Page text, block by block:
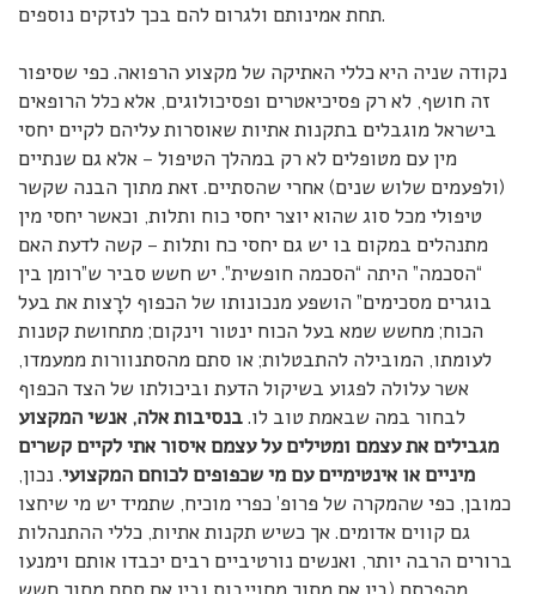
תחת אמינותם ולגרום להם בכך לנזקים נוספים.
נקודה שניה היא כללי האתיקה של מקצוע הרפואה. כפי שסיפור
זה חושף, לא רק פסיכיאטרים ופסיכולוגים, אלא כלל הרופאים
בישראל מוגבלים בתקנות אתיות שאוסרות עליהם לקיים יחסי
מין עם מטופלים לא רק במהלך הטיפול – אלא גם שנתיים
(ולפעמים שלוש שנים) אחרי שהסתיים. זאת מתוך הבנה שקשר
טיפולי מכל סוג שהוא יוצר יחסי כוח ותלות, וכאשר יחסי מין
מתנהלים במקום בו יש גם יחסי כח ותלות – קשה לדעת האם
“הסכמה” היתה “הסכמה חופשית”. יש חשש סביר ש”רומן בין
בוגרים מסכימים” הושפע מנכונותו של הכפוף לרָצות את בעל
הכוח; מחשש שמא בעל הכוח ינטור וינקום; מתחושת קטנות
לעומתו, המובילה להתבטלות; או סתם מהסתנוורות ממעמדו,
אשר עלולה לפגוע בשיקול הדעת וביכולתו של הצד הכפוף
לבחור במה שבאמת טוב לו. בנסיבות אלה, אנשי המקצוע
מגבילים את עצמם ומטילים על עצמם איסור אתי לקיים קשרים
מיניים או אינטימיים עם מי שכפופים לכוחם המקצועי. נכון,
כמובן, כפי שהמקרה של פרופ’ כפרי מוכיח, שתמיד יש מי שיחצו
גם קווים אדומים. אך כשיש תקנות אתיות, כללי ההתנהלות
ברורים הרבה יותר, ואנשים נורטיביים רבים יכבדו אותם וימנעו
מהפרתם (בין אם מתוך מחוייבות ובין אם סתם מתוך חשש